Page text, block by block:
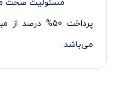
مسئولیت صحت
پرداخت 50%
می‌باشد.